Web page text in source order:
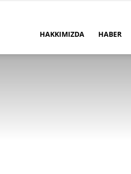
HAKKIMIZDA HABER